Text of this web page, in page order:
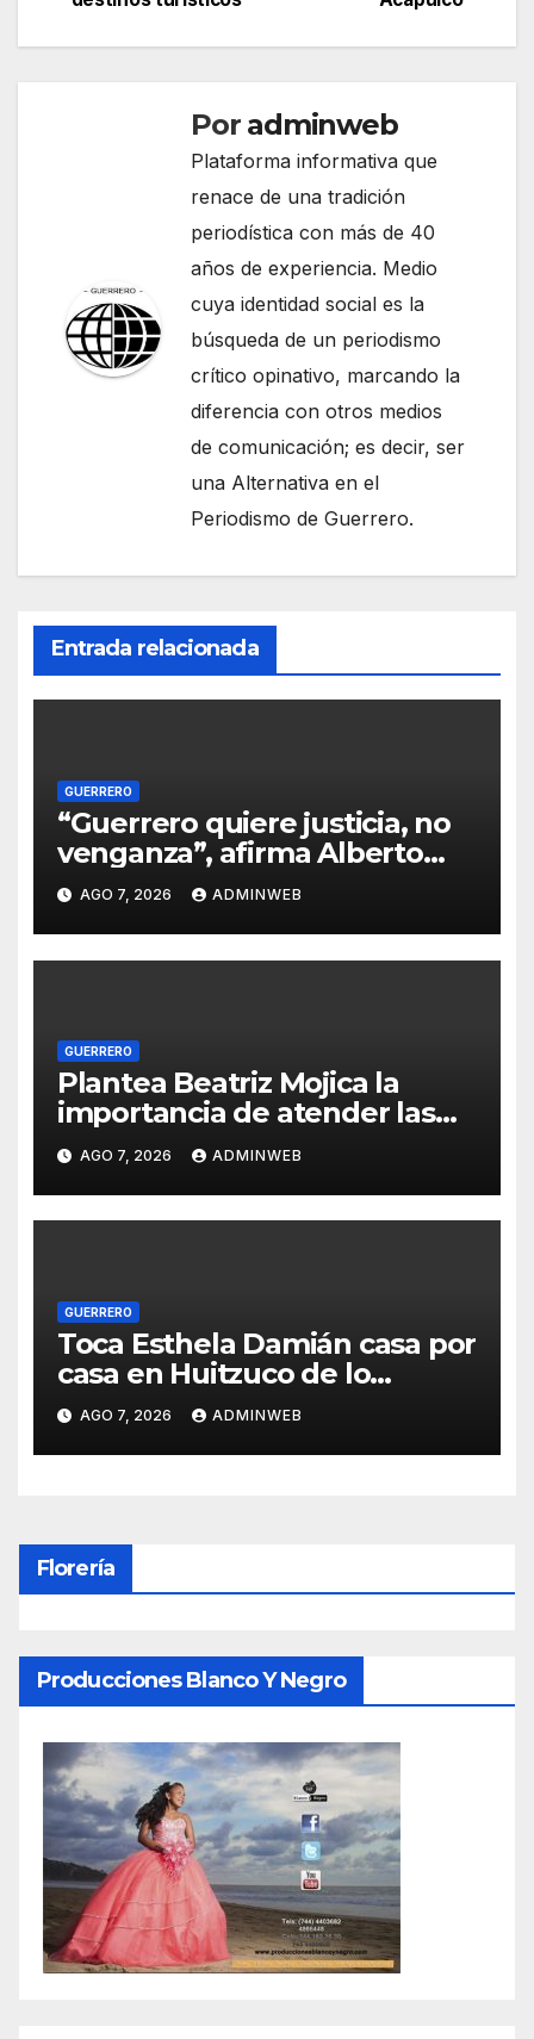
Por adminweb
Plataforma informativa que
renace de una tradición
periodística con más de 40
años de experiencia. Medio
cuya identidad social es la
búsqueda de un periodismo
crítico opinativo, marcando la
diferencia con otros medios
de comunicación; es decir, ser
una Alternativa en el
Periodismo de Guerrero.
Entrada relacionada
GUERRERO
“Guerrero quiere justicia, no
venganza”, afirma Alberto
López Rosas tras detención
de Ángel Aguirre
AGO 7, 2026 ADMINWEB
GUERRERO
Plantea Beatriz Mojica la
importancia de atender las
causas para lograr la paz y el
desarrollo en Guerrero
AGO 7, 2026 ADMINWEB
GUERRERO
Toca Esthela Damián casa por
casa en Huitzuco de lo
guegos y suma respaldo dde
fundadores de Morena
AGO 7, 2026 ADMINWEB
Florería
Producciones Blanco Y Negro